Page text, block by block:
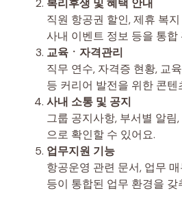
복리후생 및 혜택 안내
직원 항공권 할인, 제휴 복
사내 이벤트 정보 등을 통합
교육ㆍ자격관리
직무 연수, 자격증 현황, 교
등 커리어 발전을 위한 콘텐
사내 소통 및 공지
그룹 공지사항, 부서별 알
으로 확인할 수 있어요.
업무지원 기능
항공운영 관련 문서, 업무
등이 통합된 업무 환경을 갖